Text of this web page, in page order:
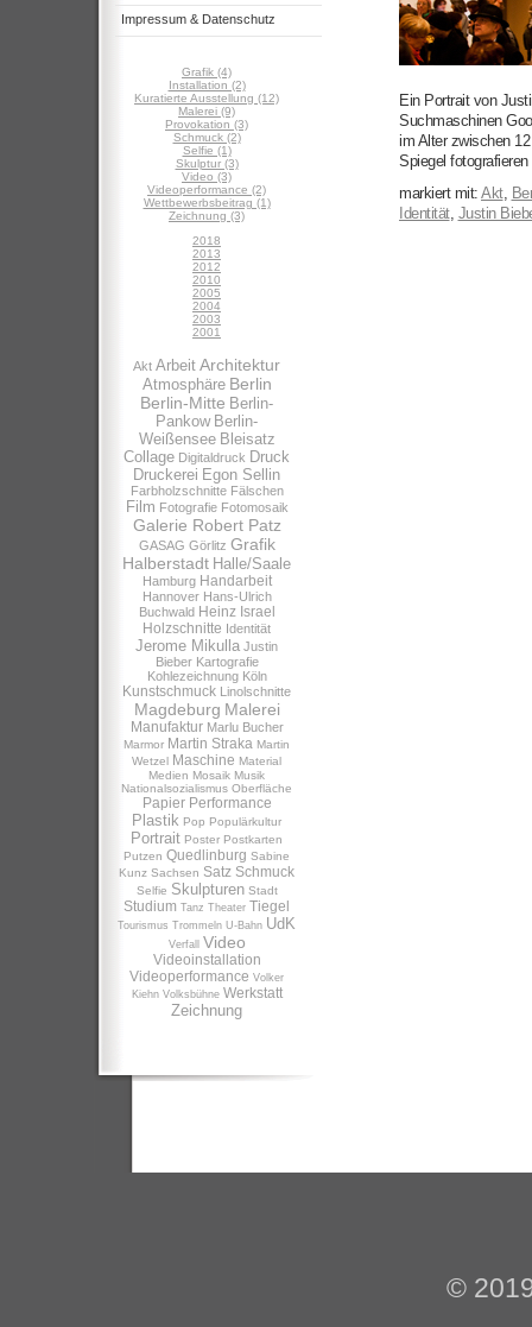
Impressum & Datenschutz
Grafik (4)
Installation (2)
Kuratierte Ausstellung (12)
Malerei (9)
Provokation (3)
Schmuck (2)
Selfie (1)
Skulptur (3)
Video (3)
Videoperformance (2)
Wettbewerbsbeitrag (1)
Zeichnung (3)
2018
2013
2012
2010
2005
2004
2003
2001
Akt Arbeit Architektur
Atmosphäre Berlin
Berlin-Mitte Berlin-
Pankow Berlin-
Weißensee Bleisatz
Collage Digitaldruck Druck
Druckerei Egon Sellin
Farbholzschnitte Fälschen
Film Fotografie Fotomosaik
Galerie Robert Patz
GASAG Görlitz Grafik
Halberstadt Halle/Saale
Hamburg Handarbeit
Hannover Hans-Ulrich
Buchwald Heinz Israel
Holzschnitte Identität
Jerome Mikulla Justin
Bieber Kartografie
Kohlezeichnung Köln
Kunstschmuck Linolschnitte
Magdeburg Malerei
Manufaktur Marlu Bucher
Marmor Martin Straka Martin
Wetzel Maschine Material
Medien Mosaik Musik
Nationalsozialismus Oberfläche
Papier Performance
Plastik Pop Populärkultur
Portrait Poster Postkarten
Putzen Quedlinburg Sabine
Kunz Sachsen Satz Schmuck
Selfie Skulpturen Stadt
Studium Tanz Theater Tiegel
Tourismus Trommeln U-Bahn UdK
Verfall Video
Videoinstallation
Videoperformance Volker
Kiehn Volksbühne Werkstatt
Zeichnung
Ein Portrait von
Suchmaschinen
im Alter zwischen
Spiegel
markiert mit: Akt,
Identität, Justin
©